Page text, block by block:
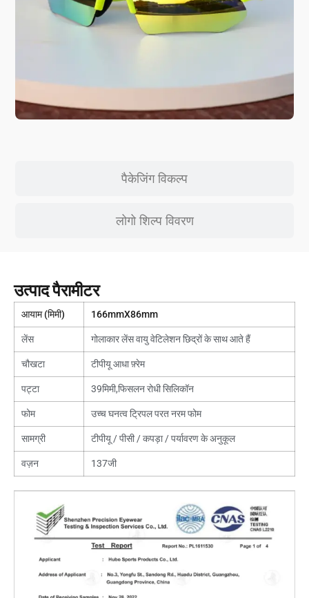
पैकेजिंग विकल्प
लोगो शिल्प विवरण
उत्पाद पैरामीटर
आयाम (मिमी) 166mmX86mm
लेंस गोलाकार लेंस वायु वेटिलेशन छिद्रों के साथ आते हैं
चौखटा टीपीयू आधा फ़्रेम
पट्टा 39मिमी,फिसलन रोधी सिलिकॉन
फोम उच्च घनत्व ट्रिपल परत नरम फोम
सामग्री टीपीयू / पीसी / कपड़ा / पर्यावरण के अनुकूल
वज़न 137जी